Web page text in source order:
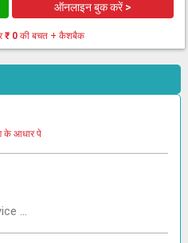
ऑनलाइन बुक करें >
₹ 0की बचत + कैशबैक
के आधार पे
...